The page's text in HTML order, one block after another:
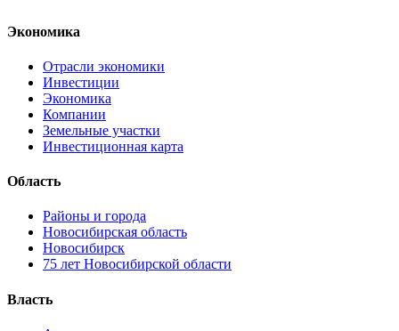
Экономика
Отрасли экономики
Инвестиции
Экономика
Компании
Земельные участки
Инвестиционная карта
Область
Районы и города
Новосибирская область
Новосибирск
75 лет Новосибирской области
Власть